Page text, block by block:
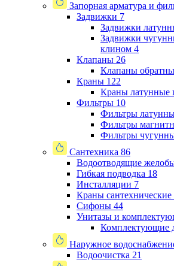
Запорная арматура и
Задвижки 7
Задвижки
Задвижки
клином 4
Клапаны 26
Клапаны
Краны 122
Краны латунные
Фильтры 10
Фильтры
Фильтры
Фильтры
Сантехника 86
Водоотводящие
Гибкая подводка 18
Инсталляции 7
Краны сантехнические
Сифоны 44
Унитазы и
Комплектующие
Наружное
Водоочистка 21